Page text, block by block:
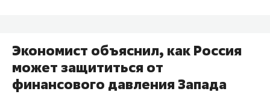
Экономист объяснил, как Россия
может защититься от
финансового давления Запада